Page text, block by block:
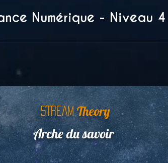
STREAM Theory
Arche du savoir